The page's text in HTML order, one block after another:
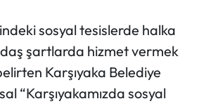
sosyal tesislerde halka
şartlarda hizmet vermek
Karşıyaka Belediye
“Karşıyakamızda sosyal